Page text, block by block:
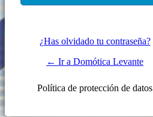
¿Has olvidado tu contraseña?
← Ir a Domótica Levante
Política de protección de datos